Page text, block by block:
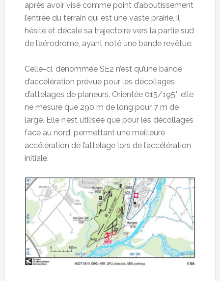
après avoir visé comme point d’aboutissement
l’entrée du terrain qui est une vaste prairie, il
hésite et décale sa trajectoire vers la partie sud
de l’aérodrome, ayant noté une bande revêtue.
Celle-ci, dénommée SE2 n’est qu’une bande
d’accélération prévue pour les décollages
d’attelages de planeurs. Orientée 015/195°, elle
ne mesure que 290 m de long pour 7 m de
large. Elle n’est utilisée que pour les décollages
face au nord, permettant une meilleure
accélération de l’attelage lors de l’accélération
initiale.